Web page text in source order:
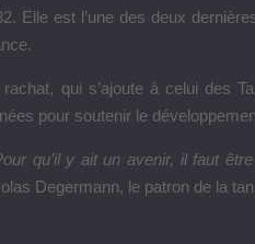
Elle est l’une des deux
rachat, qui s’ajoute à celui des
pour soutenir le
qu’il y ait un avenir, il faut
Degermann, le patron de la